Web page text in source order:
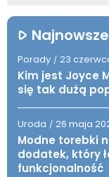
Najnowsze
Porady / 23
Kim jest Joyce
się tak dużą
Uroda / 26 maja
Modne torebki
dodatek, który
funkcjonalność